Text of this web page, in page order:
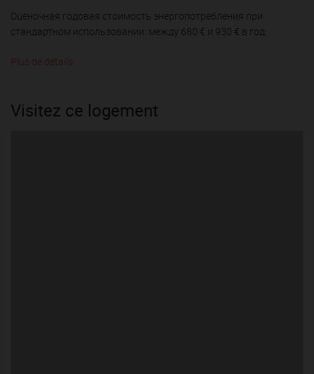
Оценочная годовая стоимость энергопотребления при
стандартном использовании: между 680 € и 930 € в год.
Plus de détails
Visitez ce logement